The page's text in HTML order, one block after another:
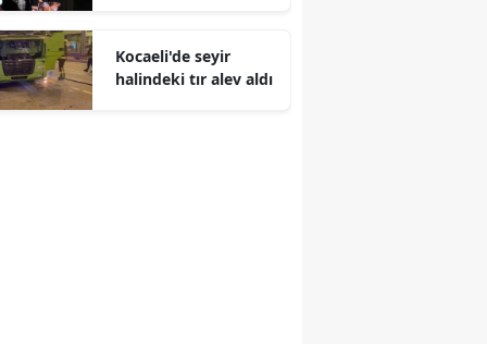
Muğla
Kocaeli'de seyir
halindeki tır alev aldı